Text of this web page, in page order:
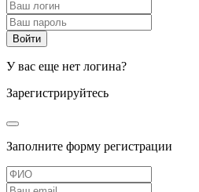
У вас еще нет логина?
Зарегистрируйтесь
Заполните форму регистрации